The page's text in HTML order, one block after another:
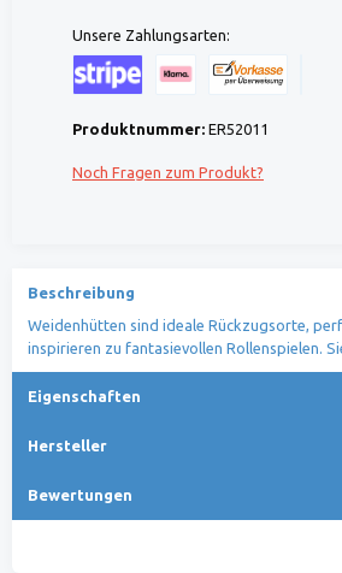
Unsere Zahlungsarten:
Produktnummer: ER52011
Noch Fragen zum Produkt?
Beschreibung
Weidenhütten sind ideale Rückzugsorte,
inspirieren zu fantasievollen Rollenspielen.
Eigenschaften
Hersteller
Bewertungen